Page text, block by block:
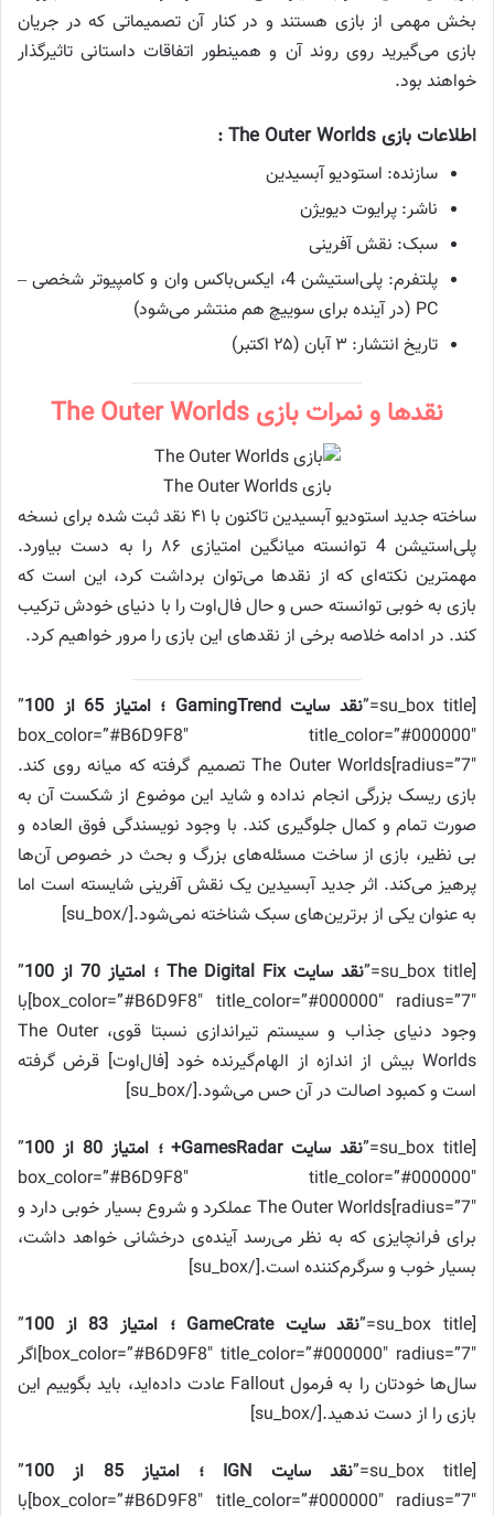
بخش مهمی از بازی هستند و در کنار آن تصمیماتی که در جریان
بازی می‌گیرید روی روند آن و همینطور اتفاقات داستانی تاثیرگذار
خواهند بود.
اطلاعات بازی The Outer Worlds :
سازنده: استودیو آبسیدین
ناشر: پرایوت دیویژن
سبک: نقش آفرینی
پلتفرم: پلی‌استیشن 4، ایکس‌باکس وان و کامپیوتر شخصی –
PC (در آینده برای سوییچ هم منتشر می‌شود)
تاریخ انتشار: ۳ آبان (۲۵ اکتبر)
نقدها و نمرات بازی The Outer Worlds
بازی The Outer Worlds
ساخته جدید استودیو آبسیدین تاکنون با ۴۱ نقد ثبت شده برای نسخه
پلی‌استیشن 4 توانسته میانگین امتیازی ۸۶ را به دست بیاورد.
مهمترین نکته‌ای که از نقدها می‌توان برداشت کرد، این است که
بازی به خوبی توانسته حس و حال فال‌اوت را با دنیای خودش ترکیب
کند. در ادامه خلاصه برخی از نقدهای این بازی را مرور خواهیم کرد.
[su_box title=” نقد سایت GamingTrend ؛ امتیاز 65 از 100
”
box_color=”#B6D9F8″ title_color=”#000000″
radius=”7″]The Outer Worlds تصمیم گرفته که میانه روی کند.
بازی ریسک بزرگی انجام نداده و شاید این موضوع از شکست آن به
صورت تمام و کمال جلوگیری کند. با وجود نویسندگی فوق العاده و
بی نظیر، بازی از ساخت مسئله‌های بزرگ و بحث در خصوص آن‌ها
پرهیز می‌کند. اثر جدید آبسیدین یک نقش آفرینی شایسته است اما
به عنوان یکی از برترین‌های سبک شناخته نمی‌شود.[/su_box]
[su_box title=” نقد سایت The Digital Fix ؛ امتیاز 70 از 100
”
box_color=”#B6D9F8″ title_color=”#000000″ radius=”7″]با
وجود دنیای جذاب و سیستم تیراندازی نسبتا قوی، The Outer
Worlds بیش از اندازه از الهام‌گیرنده خود [فال‌اوت] قرض گرفته
است و کمبود اصالت در آن حس می‌شود.[/su_box]
[su_box title=” نقد سایت GamesRadar+ ؛ امتیاز 80 از 100
”
box_color=”#B6D9F8″ title_color=”#000000″
radius=”7″]The Outer Worlds عملکرد و شروع بسیار خوبی دارد و
برای فرانچایزی که به نظر می‌رسد آینده‌ی درخشانی خواهد داشت،
بسیار خوب و سرگرم‌کننده است.[/su_box]
[su_box title=” نقد سایت GameCrate ؛ امتیاز 83 از 100
”
box_color=”#B6D9F8″ title_color=”#000000″ radius=”7″]اگر
سال‌ها خودتان را به فرمول Fallout عادت داده‌اید، باید بگوییم این
بازی را از دست ندهید.[/su_box]
[su_box title=” نقد سایت IGN ؛ امتیاز 85 از 100
”
box_color=”#B6D9F8″ title_color=”#000000″ radius=”7″]با